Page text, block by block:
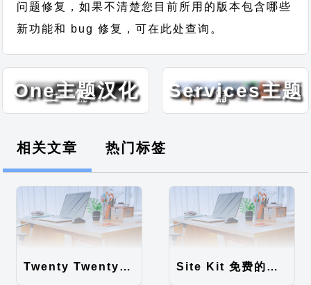
问题修复，如果不清楚您目前所用的版本包含哪些
新功能和 bug 修复，可在此处查询。
← 上一篇
Corporate
One主题汉化
下一篇 →
Solar
Services主题
相关文章 热门标签
Twenty Twenty-Five 免费的WordPress内容主题 Site Kit 免费的WordPress数据统计插件